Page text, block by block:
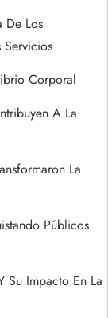
De Los
Servicios
Corporal
A La
La
Públicos
Su Impacto En La